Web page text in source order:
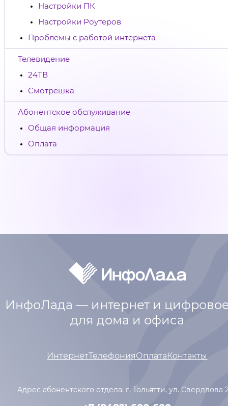
Настройки ПК
Настройки Роутеров
Проблемы с работой интернета
Телевидение
24ТВ
Смотрёшка
Абонентское обслуживание
Общая информация
Оплата
ИнфоЛада — интернет и
для дома и офиса
ИнтернетТелефонияОплатаКонтакты
Адрес абонентского отдела: г. Тольятти, ул. Свердлова